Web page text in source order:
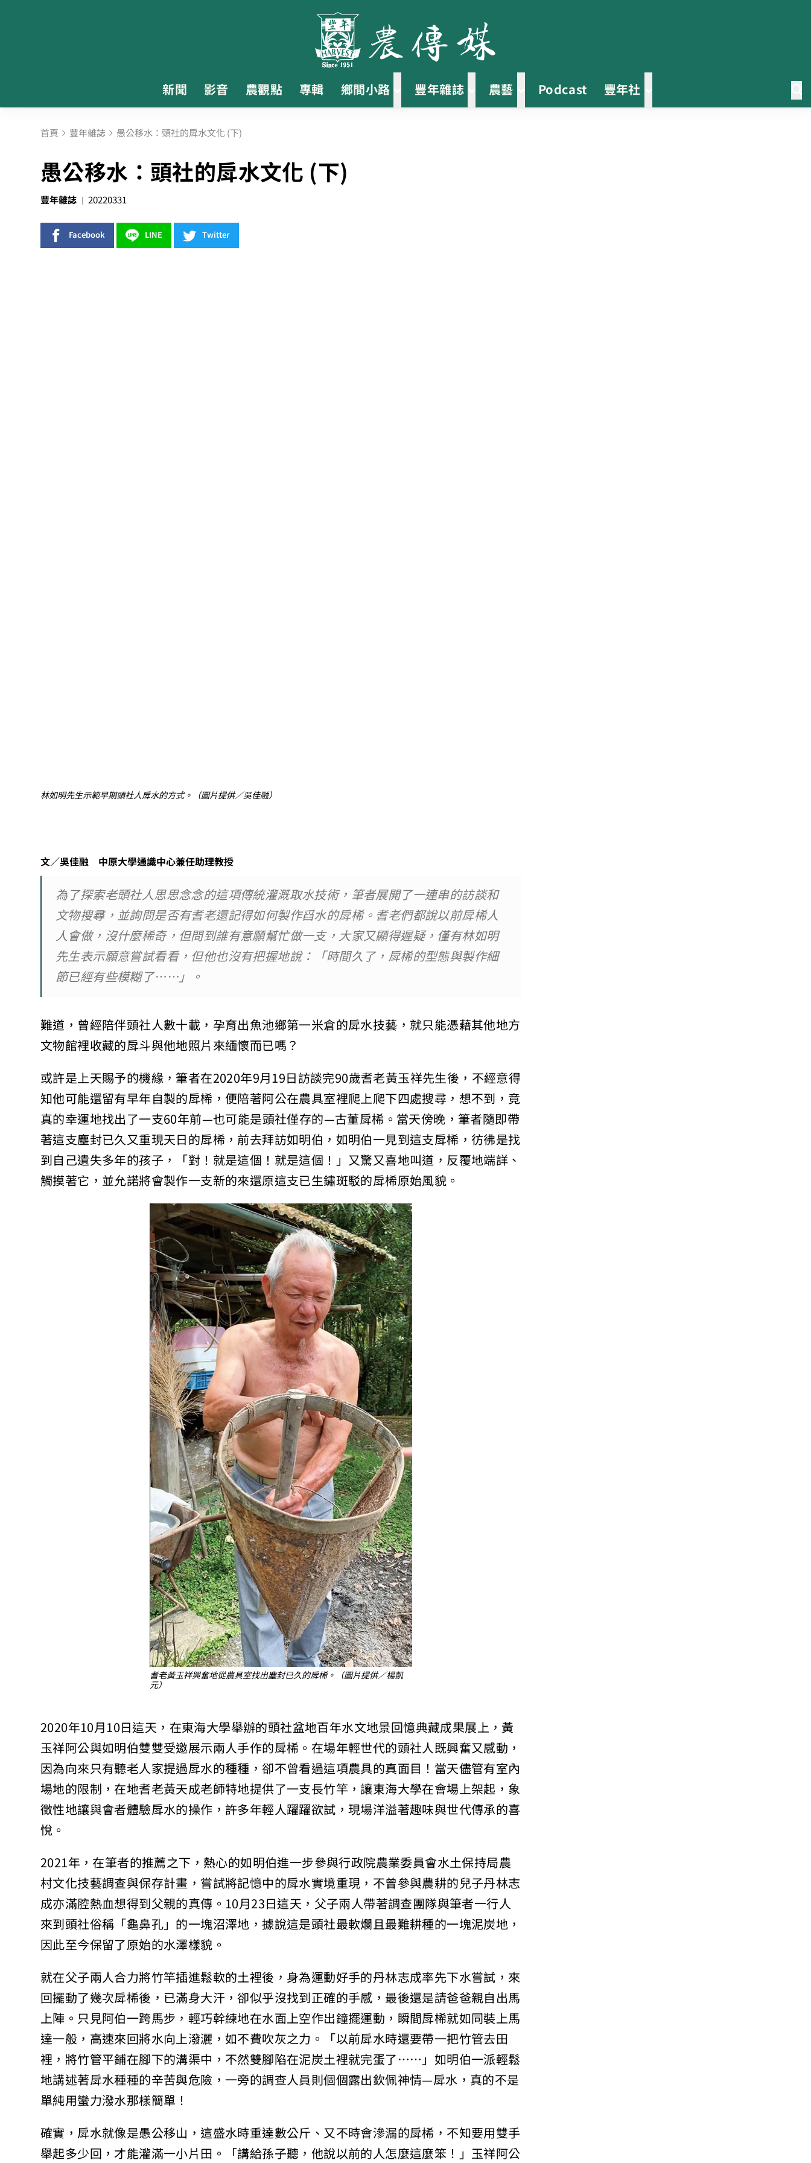
新聞 影音 農觀點 專輯 鄉間小路 豐年雜誌 農藝 Podcast 豐年社
首頁 豐年雜誌 愚公移水：頭社的戽水文化 (下)
愚公移水：頭社的戽水文化 (下)
豐年雜誌 20220331
Facebook LINE Twitter
林如明先生示範早期頭社人戽水的方式。（圖片提供／吳佳融）
文／吳佳融 中原大學通識中心兼任助理教授
為了探索老頭社人思思念念的這項傳統灌溉取水技術，筆者展開了一連串的訪談和
文物搜尋，並詢問是否有耆老還記得如何製作舀水的戽桸。耆老們都說以前戽桸人
人會做，沒什麼稀奇，但問到誰有意願幫忙做一支，大家又顯得遲疑，僅有林如明
先生表示願意嘗試看看，但他也沒有把握地說：「時間久了，戽桸的型態與製作細
節已經有些模糊了……」。
難道，曾經陪伴頭社人數十載，孕育出魚池鄉第一米倉的戽水技藝，就只能憑藉其他地方
文物館裡收藏的戽斗與他地照片來緬懷而已嗎？
或許是上天賜予的機緣，筆者在2020年9月19日訪談完90歲耆老黃玉祥先生後，不經意得
知他可能還留有早年自製的戽桸，便陪著阿公在農具室裡爬上爬下四處搜尋，想不到，竟
真的幸運地找出了一支60年前—也可能是頭社僅存的—古董戽桸。當天傍晚，筆者隨即帶
著這支塵封已久又重現天日的戽桸，前去拜訪如明伯，如明伯一見到這支戽桸，彷彿是找
到自己遺失多年的孩子，「對！就是這個！就是這個！」又驚又喜地叫道，反覆地端詳、
觸摸著它，並允諾將會製作一支新的來還原這支已生鏽斑駁的戽桸原始風貌。
耆老黃玉祥興奮地從農具室找出塵封已久的戽桸。（圖片提供／楊凱
元）
2020年10月10日這天，在東海大學舉辦的頭社盆地百年水文地景回憶典藏成果展上，黃
玉祥阿公與如明伯雙雙受邀展示兩人手作的戽桸。在場年輕世代的頭社人既興奮又感動，
因為向來只有聽老人家提過戽水的種種，卻不曾看過這項農具的真面目！當天儘管有室內
場地的限制，在地耆老黃天成老師特地提供了一支長竹竿，讓東海大學在會場上架起，象
徵性地讓與會者體驗戽水的操作，許多年輕人躍躍欲試，現場洋溢著趣味與世代傳承的喜
悅。
2021年，在筆者的推薦之下，熱心的如明伯進一步參與行政院農業委員會水土保持局農
村文化技藝調查與保存計畫，嘗試將記憶中的戽水實境重現，不曾參與農耕的兒子丹林志
成亦滿腔熱血想得到父親的真傳。10月23日這天，父子兩人帶著調查團隊與筆者一行人
來到頭社俗稱「龜鼻孔」的一塊沼澤地，據說這是頭社最軟爛且最難耕種的一塊泥炭地，
因此至今保留了原始的水澤樣貌。
就在父子兩人合力將竹竿插進鬆軟的土裡後，身為運動好手的丹林志成率先下水嘗試，來
回擺動了幾次戽桸後，已滿身大汗，卻似乎沒找到正確的手感，最後還是請爸爸親自出馬
上陣。只見阿伯一跨馬步，輕巧幹練地在水面上空作出鐘擺運動，瞬間戽桸就如同裝上馬
達一般，高速來回將水向上潑灑，如不費吹灰之力。「以前戽水時還要帶一把竹管去田
裡，將竹管平鋪在腳下的溝渠中，不然雙腳陷在泥炭土裡就完蛋了……」如明伯一派輕鬆
地講述著戽水種種的辛苦與危險，一旁的調查人員則個個露出欽佩神情—戽水，真的不是
單純用蠻力潑水那樣簡單！
確實，戽水就像是愚公移山，這盛水時重達數公斤、又不時會滲漏的戽桸，不知要用雙手
舉起多少回，才能灌滿一小片田。「講給孫子聽，他說以前的人怎麼這麼笨！」玉祥阿公